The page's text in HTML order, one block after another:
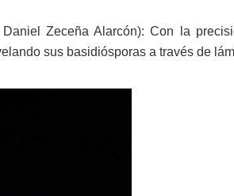
Zeceña Alarcón): Con la
sus basidiósporas a través de